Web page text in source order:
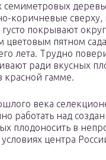
семиметровых
коричневые сверху,
покрывают
цветовым пятном
лета. Трудно
ради вкусных
гамме.
века
работать над
плодоносить в
центра